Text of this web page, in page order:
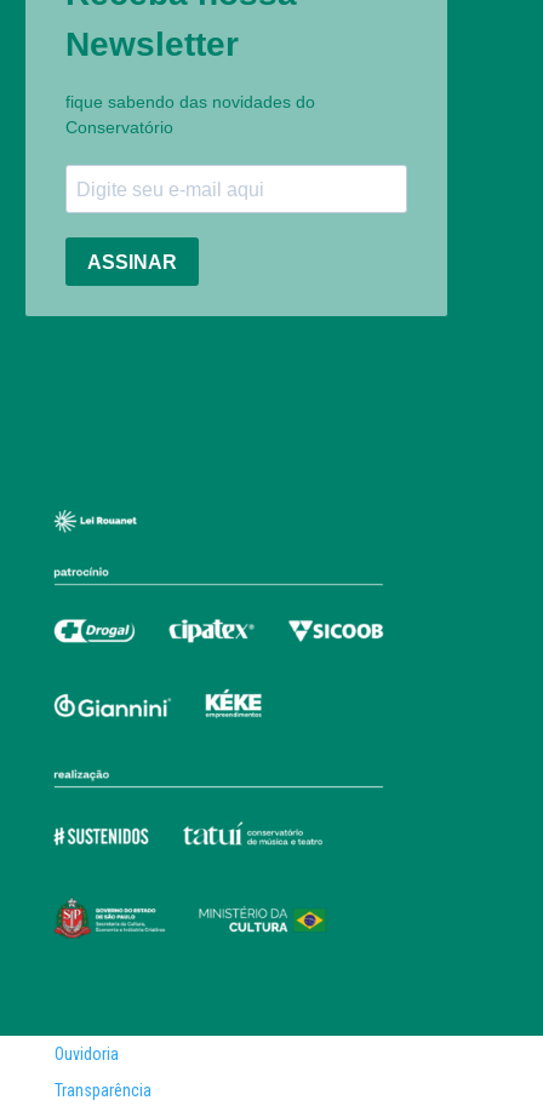
Ouvidoria
Transparência